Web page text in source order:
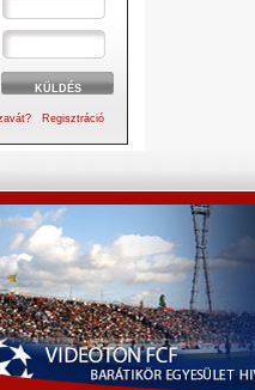
Regisztráció